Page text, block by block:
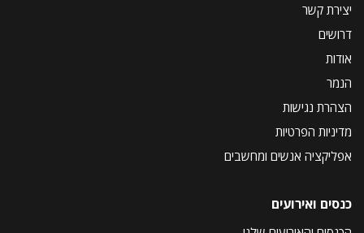
יצירת קשר
דרושים
אודות
הנמר
הצהרת נגישות
מדיניות הפרטיות
אפליקציה אנשים ומחשבים
כנסים ואירועים